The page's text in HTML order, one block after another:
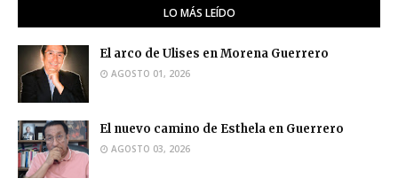
LO MÁS LEÍDO
El arco de Ulises en Morena Guerrero
AGOSTO 01, 2026
El nuevo camino de Esthela en Guerrero
AGOSTO 03, 2026